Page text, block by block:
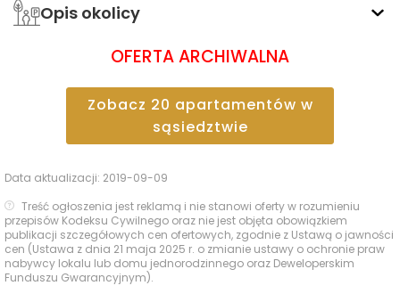
Opis okolicy
OFERTA ARCHIWALNA
Zobacz 20 apartamentów w
sąsiedztwie
Data aktualizacji: 2019-09-09
Treść ogłoszenia jest reklamą i nie stanowi oferty w rozumieniu
przepisów Kodeksu Cywilnego oraz nie jest objęta obowiązkiem
publikacji szczegółowych cen ofertowych, zgodnie z Ustawą o jawności
cen (Ustawa z dnia 21 maja 2025 r. o zmianie ustawy o ochronie praw
nabywcy lokalu lub domu jednorodzinnego oraz Deweloperskim
Funduszu Gwarancyjnym).